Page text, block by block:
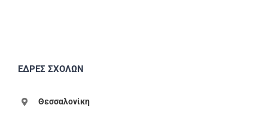
ΕΔΡΕΣ ΣΧΟΛΩΝ
Θεσσαλονίκη